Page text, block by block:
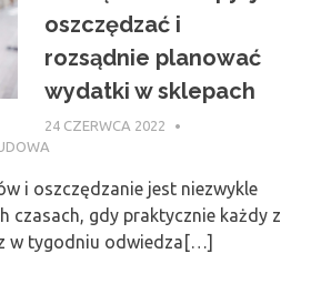
oszczędzać i
rozsądnie planować
wydatki w sklepach
24 CZERWCA 2022
i oszczędzanie jest niezwykle
czasach, gdy praktycznie każdy z
w tygodniu odwiedza[…]